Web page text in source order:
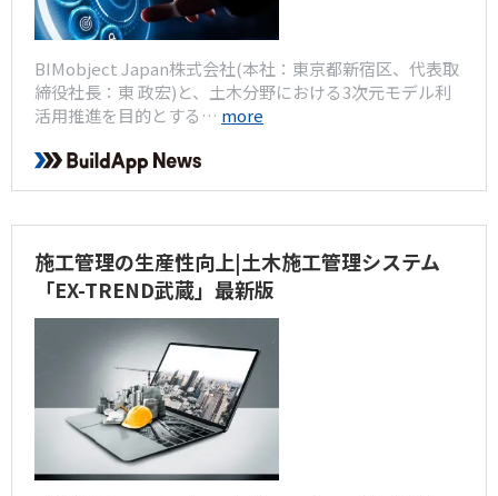
BIMobject Japan株式会社(本社：東京都新宿区、代表取
締役社長：東 政宏)と、土木分野における3次元モデル利
活用推進を目的とする… more
施工管理の生産性向上|土木施工管理システム
「EX-TREND武蔵」最新版